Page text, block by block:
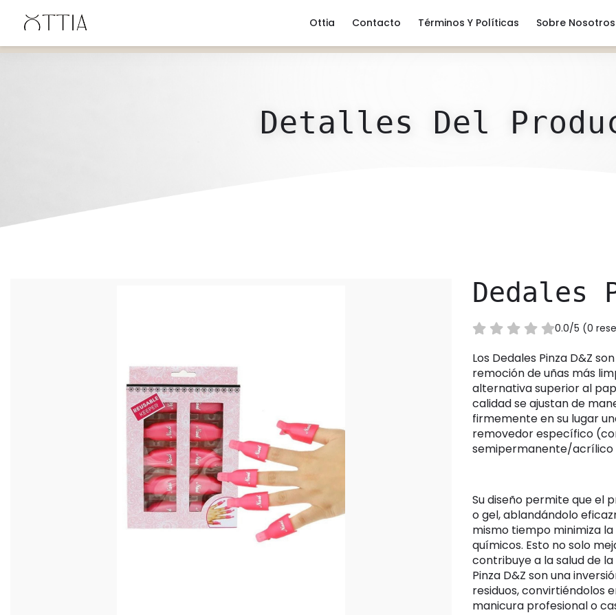
Ottia Contacto Términos Y Políticas Sobre Nosotros
Detalles Del
Dedales
0.0/5 (0
Los Dedales Pinza D&Z son una herramienta esencial para un proceso de
remoción de uñas más
alternativa superior al
calidad se ajustan de
firmemente en su lugar
removedor específico
semipermanente/acrílico
Su diseño permite que el producto actúe directamente sobre el esmalte
o gel, ablandándolo
mismo tiempo minimiza
químicos. Esto no solo
contribuye a la salud de la
Pinza D&Z son una
residuos, convirtiéndolos
manicura profesional o